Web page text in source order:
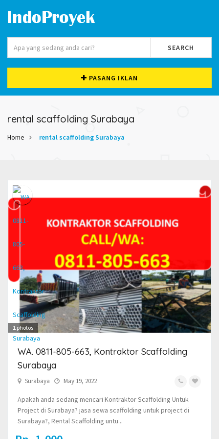
SEARCH
PASANG IKLAN
rental scaffolding Surabaya
Home rental scaffolding Surabaya
1 photos
WA. 0811-805-663, Kontraktor Scaffolding
Surabaya
Surabaya May 19, 2022
Apakah anda sedang mencari Kontraktor Scaffolding Untuk
Project di Surabaya? jasa sewa scaffolding untuk project di
Surabaya?, Rental Scaffolding untu...